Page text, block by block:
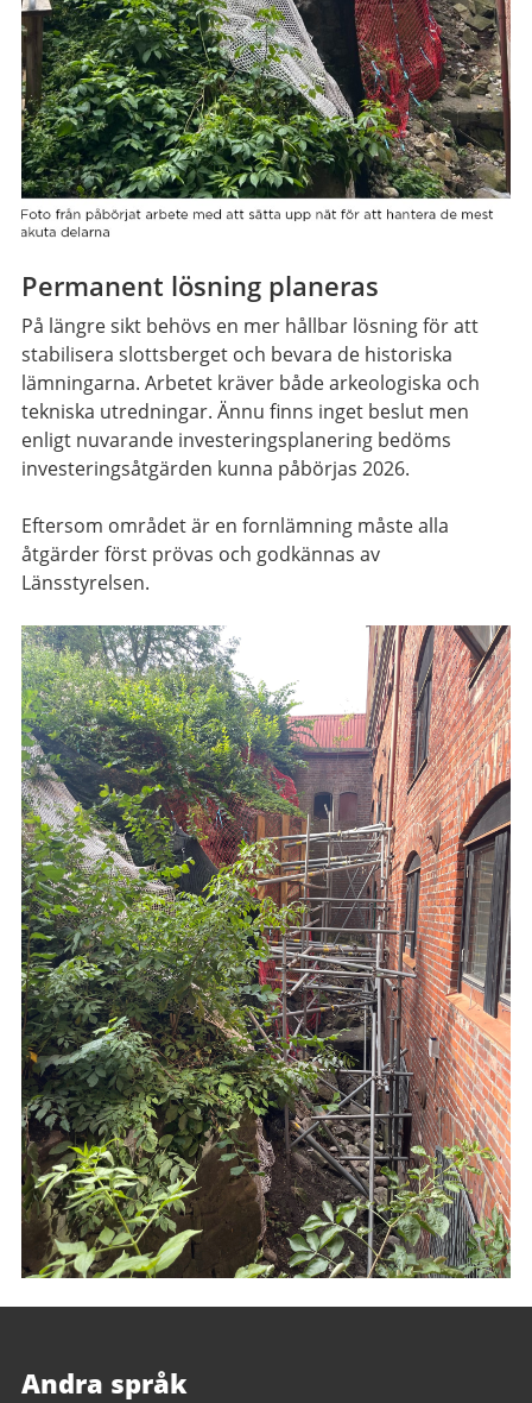
Permanent lösning planeras
På längre sikt behövs en mer hållbar lösning för att
stabilisera slottsberget och bevara de historiska
lämningarna. Arbetet kräver både arkeologiska och
tekniska utredningar. Ännu finns inget beslut men
enligt nuvarande investeringsplanering bedöms
investeringsåtgärden kunna påbörjas 2026.
Eftersom området är en fornlämning måste alla
åtgärder först prövas och godkännas av
Länsstyrelsen.
Andra språk